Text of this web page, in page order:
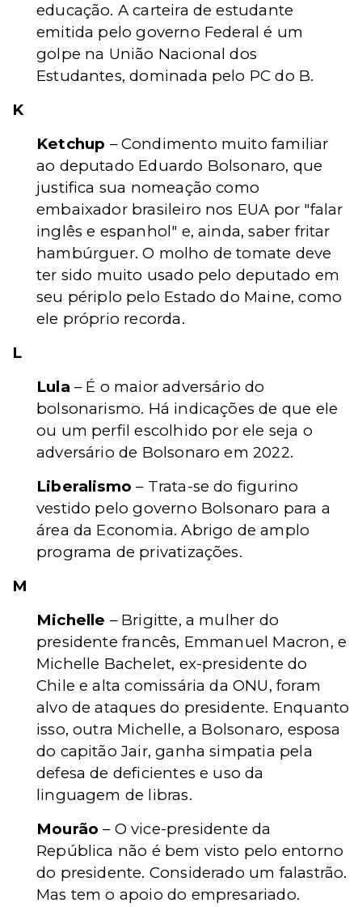
educação. A carteira de estudante
emitida pelo governo Federal é um
golpe na União Nacional dos
Estudantes, dominada pelo PC do B.
K
Ketchup – Condimento muito familiar
ao deputado Eduardo Bolsonaro, que
justifica sua nomeação como
embaixador brasileiro nos EUA por "falar
inglês e espanhol" e, ainda, saber fritar
hambúrguer. O molho de tomate deve
ter sido muito usado pelo deputado em
seu périplo pelo Estado do Maine, como
ele próprio recorda.
L
Lula – É o maior adversário do
bolsonarismo. Há indicações de que ele
ou um perfil escolhido por ele seja o
adversário de Bolsonaro em 2022.
Liberalismo – Trata-se do figurino
vestido pelo governo Bolsonaro para a
área da Economia. Abrigo de amplo
programa de privatizações.
M
Michelle – Brigitte, a mulher do
presidente francês, Emmanuel Macron, e
Michelle Bachelet, ex-presidente do
Chile e alta comissária da ONU, foram
alvo de ataques do presidente. Enquanto
isso, outra Michelle, a Bolsonaro, esposa
do capitão Jair, ganha simpatia pela
defesa de deficientes e uso da
linguagem de libras.
Mourão – O vice-presidente da
República não é bem visto pelo entorno
do presidente. Considerado um falastrão.
Mas tem o apoio do empresariado.